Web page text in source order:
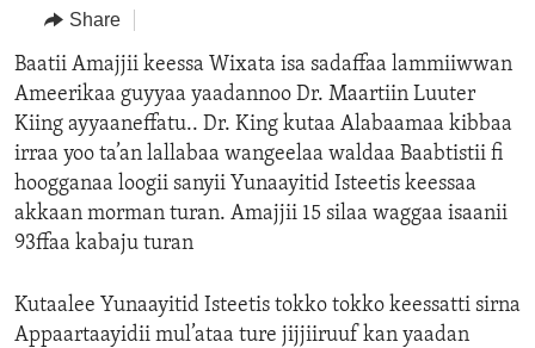
Navigation
Skip
Search
AFRICA
AMERICAS
EUROPE
MIDDLE EAST
TOPICS
HUMAN RIGHTS
SECURITY AND DEFENSE
AID AND DEVELOPMENT
DEMOCRACY AND GOVERNANCE
ECONOMY AND TRADE
IDEALS AND INSTITUTIONS
ARCHIVE
ABOUT US
FOLLOW US
Share
Baatii Amajjii keessa Wixata isa sadaffaa lammiiwwan
Ameerikaa guyyaa yaadannoo Dr. Maartiin Luuter
Kiing ayyaaneffatu.. Dr. King kutaa Alabaamaa kibbaa
irraa yoo ta’an lallabaa wangeelaa waldaa Baabtistii fi
hoogganaa loogii sanyii Yunaayitid Isteetis keessaa
akkaan morman turan. Amajjii 15 silaa waggaa isaanii
93ffaa kabaju turan
Kutaalee Yunaayitid Isteetis tokko tokko keessatti sirna
Appaartaayidii mul’ataa ture jijjiiruuf kan yaadan